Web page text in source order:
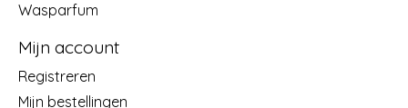
Wasparfum
Mijn account
Registreren
Mijn bestellingen